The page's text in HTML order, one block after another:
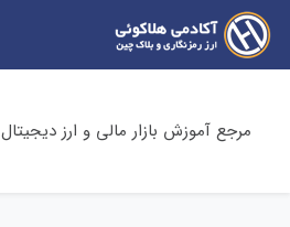
مرجع آموزش بازار مالی و ارز دیجیتال